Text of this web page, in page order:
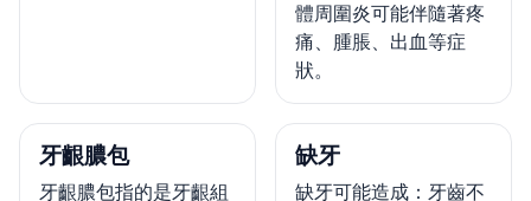
體周圍炎可能伴隨著疼
痛、腫脹、出血等症
狀。
牙齦膿包
牙齦膿包指的是牙齦組
缺牙
缺牙可能造成：牙齒不